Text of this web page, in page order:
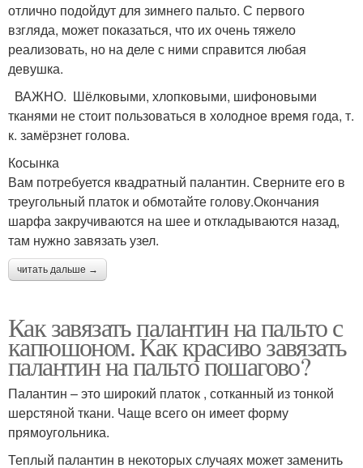
отлично подойдут для зимнего пальто. С первого
взгляда, может показаться, что их очень тяжело
реализовать, но на деле с ними справится любая
девушка.
ВАЖНО. Шёлковыми, хлопковыми, шифоновыми
тканями не стоит пользоваться в холодное время года, т.
к. замёрзнет голова.
Косынка
Вам потребуется квадратный палантин. Сверните его в
треугольный платок и обмотайте голову.Окончания
шарфа закручиваются на шее и откладываются назад,
там нужно завязать узел.
читать дальше →
Как завязать палантин на пальто с
капюшоном. Как красиво завязать
палантин на пальто пошагово?
Палантин – это широкий платок , сотканный из тонкой
шерстяной ткани. Чаще всего он имеет форму
прямоугольника.
Теплый палантин в некоторых случаях может заменить